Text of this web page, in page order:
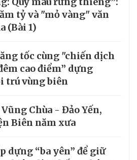
tỷ và "mỏ vàng" văn
(Bài 1)
tốc cùng "chiến dịch
cao điểm” dựng
trú vùng biên
Chùa - Đảo Yến,
Biên năm xưa
dựng “ba yên” để giữ